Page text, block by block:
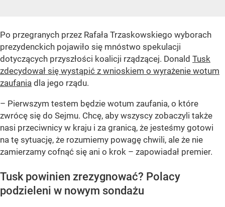
Po przegranych przez Rafała Trzaskowskiego wyborach
prezydenckich pojawiło się mnóstwo spekulacji
dotyczących przyszłości koalicji rządzącej. Donald Tusk
zdecydował się wystąpić z wnioskiem o wyrażenie wotum
zaufania dla jego rządu.
– Pierwszym testem będzie wotum zaufania, o które
zwrócę się do Sejmu. Chcę, aby wszyscy zobaczyli także
nasi przeciwnicy w kraju i za granicą, że jesteśmy gotowi
na tę sytuację, że rozumiemy powagę chwili, ale że nie
zamierzamy cofnąć się ani o krok – zapowiadał premier.
Tusk powinien zrezygnować? Polacy
podzieleni w nowym sondażu